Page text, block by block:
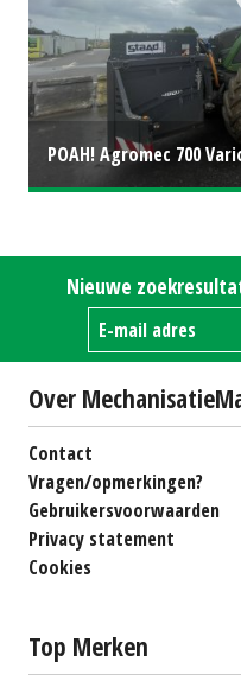
POAH! Agromec 700
Nieuwe
Over
Contact
Vragen/opmerkingen?
Gebruikersvoorwaarden
Privacy statement
Cookies
Top Merken